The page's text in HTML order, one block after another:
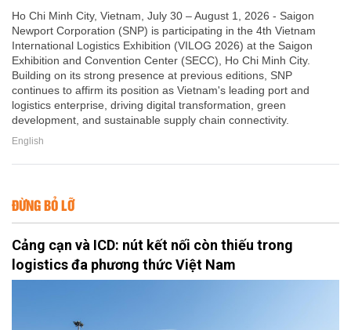
Ho Chi Minh City, Vietnam, July 30 – August 1, 2026 - Saigon
Newport Corporation (SNP) is participating in the 4th Vietnam
International Logistics Exhibition (VILOG 2026) at the Saigon
Exhibition and Convention Center (SECC), Ho Chi Minh City.
Building on its strong presence at previous editions, SNP
continues to affirm its position as Vietnam's leading port and
logistics enterprise, driving digital transformation, green
development, and sustainable supply chain connectivity.
English
ĐỪNG BỎ LỠ
Cảng cạn và ICD: nút kết nối còn thiếu trong
logistics đa phương thức Việt Nam